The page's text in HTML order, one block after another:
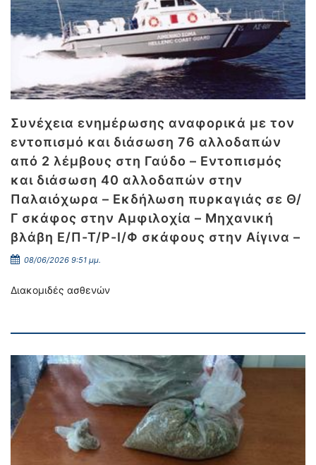
Συνέχεια ενημέρωσης αναφορικά με τον
εντοπισμό και διάσωση 76 αλλοδαπών
από 2 λέμβους στη Γαύδο – Εντοπισμός
και διάσωση 40 αλλοδαπών στην
Παλαιόχωρα – Εκδήλωση πυρκαγιάς σε Θ/
Γ σκάφος στην Αμφιλοχία – Μηχανική
βλάβη Ε/Π-Τ/Ρ-Ι/Φ σκάφους στην Αίγινα –
08/06/2026 9:51 μμ.
Διακομιδές ασθενών